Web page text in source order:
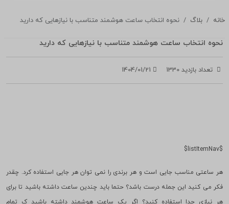
خانه نحوه انتخاب ساعت هوشمند متناسب با نیازهایی که دارید
نحوه انتخاب ساعت هوشمند متناسب با نیازهایی که دارید
هر ساعتی مناسب جایی است و هر برندی را نمی توان هر جایی استفاده کرد. چقدر